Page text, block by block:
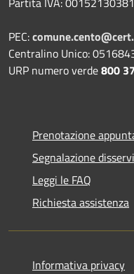
PEC:
Centralino Unico:
URP numero verde800
Prenotazione
Segnalazione
Leggi le FAQ
Richiesta assistenza
Informativa privacy